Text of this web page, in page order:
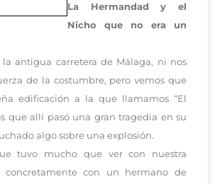
La Hermandad y el
Nicho que no era un
la antigua carretera de Málaga, ni nos
de la costumbre, pero vemos que
edificación a la que llamamos “El
que allí pasó una gran tragedia en su
algo sobre una explosión.
tuvo mucho que ver con nuestra
concretamente con un hermano de